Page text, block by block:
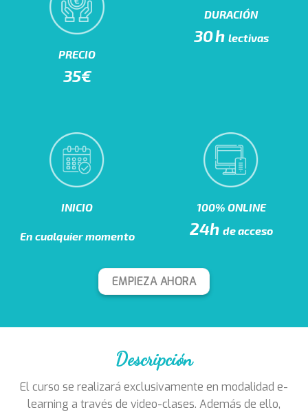
PRECIO
35€
DURACIÓN
30h lectivas
INICIO
En cualquier momento
100% ONLINE
24h de acceso
EMPIEZA AHORA
Descripción
El curso se realizará exclusivamente en modalidad e-
learning a través de video-clases. Además de ello,